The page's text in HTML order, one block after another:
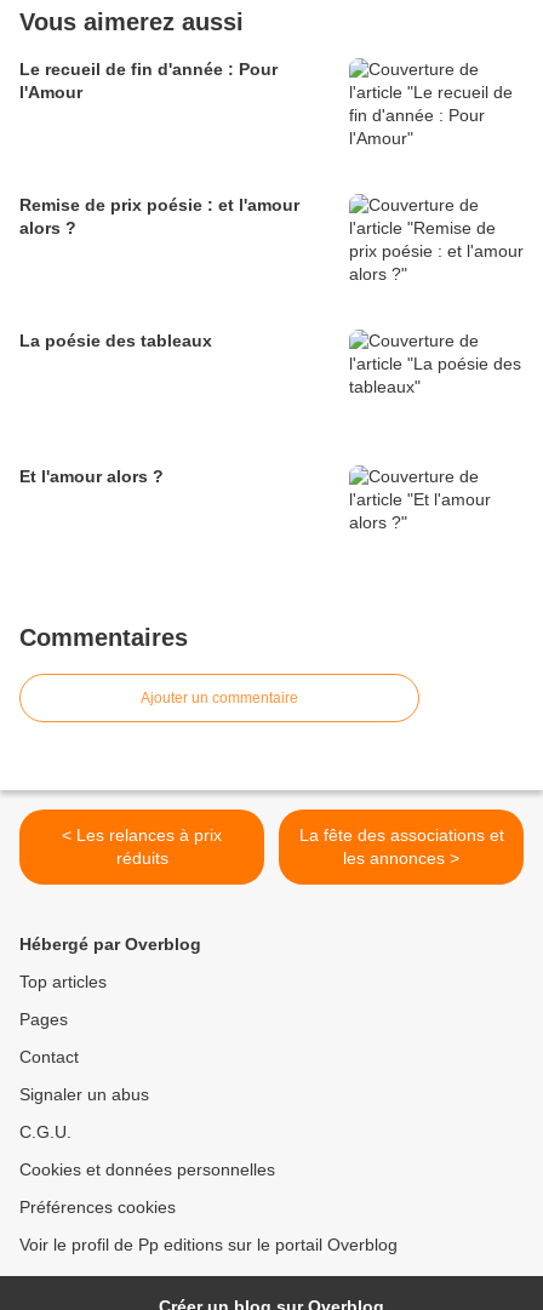
Vous aimerez aussi
Le recueil de fin d'année : Pour
l'Amour
Remise de prix poésie : et l'amour
alors ?
La poésie des tableaux
Et l'amour alors ?
Commentaires
Ajouter un commentaire
< Les relances à prix
réduits
La fête des associations et
les annonces >
Hébergé par Overblog
Top articles
Pages
Contact
Signaler un abus
C.G.U.
Cookies et données personnelles
Préférences cookies
Voir le profil de Pp editions sur le portail Overblog